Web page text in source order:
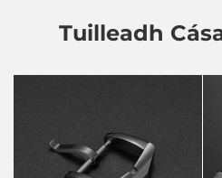
Tuilleadh